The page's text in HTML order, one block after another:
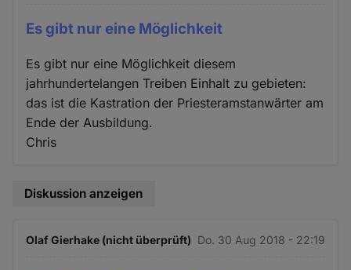
Es gibt nur eine Möglichkeit
Es gibt nur eine Möglichkeit diesem
jahrhundertelangen Treiben Einhalt zu gebieten:
das ist die Kastration der Priesteramstanwärter am
Ende der Ausbildung.
Chris
Diskussion anzeigen
Olaf Gierhake (nicht überprüft) Do. 30 Aug 2018 - 22:19